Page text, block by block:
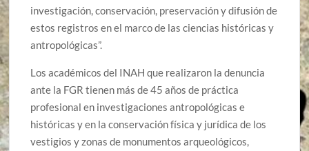
investigación, conservación, preservación y difusión de
estos registros en el marco de las ciencias históricas y
antropológicas”.
Los académicos del INAH que realizaron la denuncia
ante la FGR tienen más de 45 años de práctica
profesional en investigaciones antropológicas e
históricas y en la conservación física y jurídica de los
vestigios y zonas de monumentos arqueológicos,